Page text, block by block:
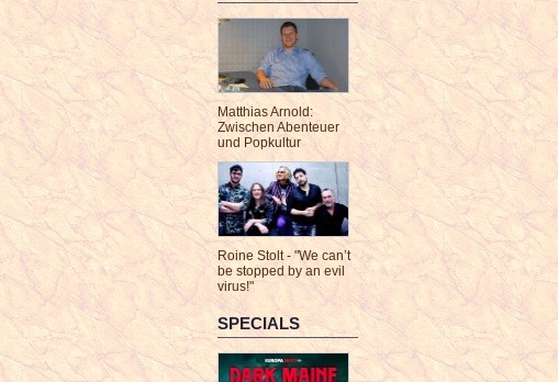
Matthias Arnold:
Zwischen Abenteuer
und Popkultur
Roine Stolt - "We can’t
be stopped by an evil
virus!"
SPECIALS